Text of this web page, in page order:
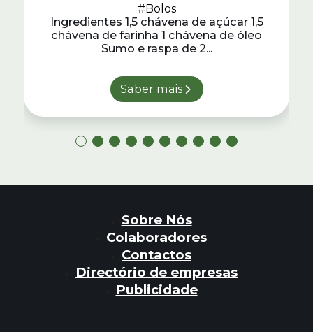
#Bolos
Ingredientes 1,5 chávena de açúcar 1,5
chávena de farinha 1 chávena de óleo
Sumo e raspa de 2...
Saber mais
Sobre Nós
Colaboradores
Contactos
Directório de empresas
Publicidade